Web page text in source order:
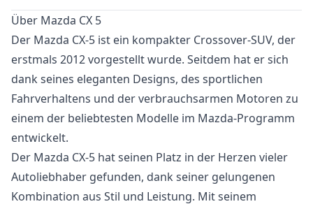
Über Mazda CX 5
Der Mazda CX-5 ist ein kompakter Crossover-SUV, der
erstmals 2012 vorgestellt wurde. Seitdem hat er sich
dank seines eleganten Designs, des sportlichen
Fahrverhaltens und der verbrauchsarmen Motoren zu
einem der beliebtesten Modelle im Mazda-Programm
entwickelt.
Der Mazda CX-5 hat seinen Platz in der Herzen vieler
Autoliebhaber gefunden, dank seiner gelungenen
Kombination aus Stil und Leistung. Mit seinem